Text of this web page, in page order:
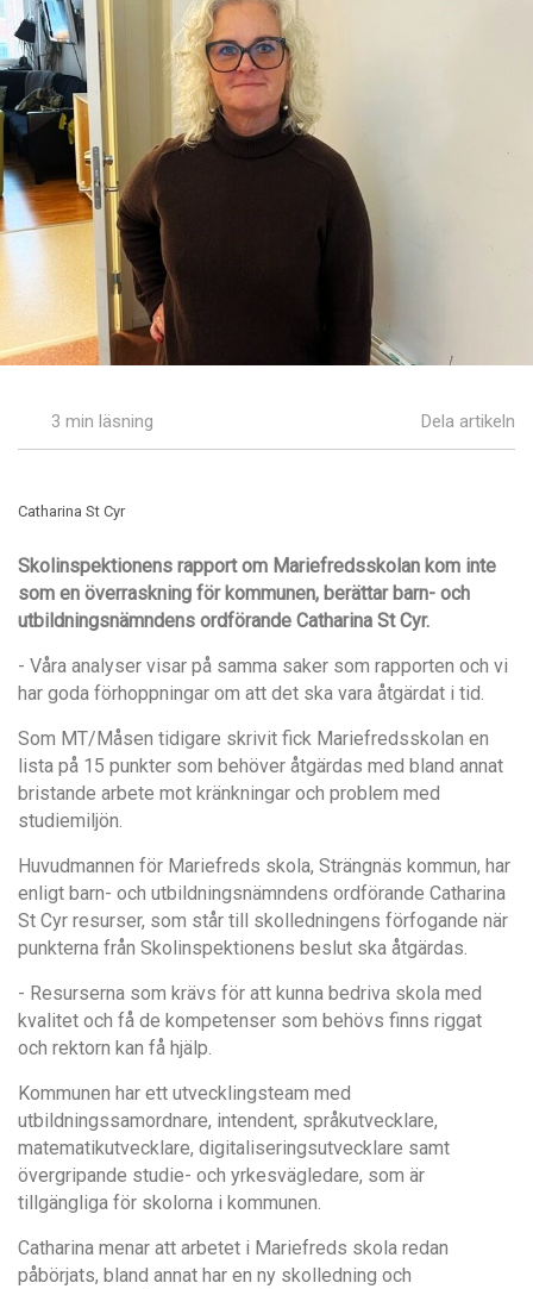
3 min läsning Dela artikeln
Catharina St Cyr
Skolinspektionens rapport om Mariefredsskolan kom inte
som en överraskning för kommunen, berättar barn- och
utbildningsnämndens ordförande Catharina St Cyr.
- Våra analyser visar på samma saker som rapporten och vi
har goda förhoppningar om att det ska vara åtgärdat i tid.
Som MT/Måsen tidigare skrivit fick Mariefredsskolan en
lista på 15 punkter som behöver åtgärdas med bland annat
bristande arbete mot kränkningar och problem med
studiemiljön.
Huvudmannen för Mariefreds skola, Strängnäs kommun, har
enligt barn- och utbildningsnämndens ordförande Catharina
St Cyr resurser, som står till skolledningens förfogande när
punkterna från Skolinspektionens beslut ska åtgärdas.
- Resurserna som krävs för att kunna bedriva skola med
kvalitet och få de kompetenser som behövs finns riggat
och rektorn kan få hjälp.
Kommunen har ett utvecklingsteam med
utbildningssamordnare, intendent, språkutvecklare,
matematikutvecklare, digitaliseringsutvecklare samt
övergripande studie- och yrkesvägledare, som är
tillgängliga för skolorna i kommunen.
Catharina menar att arbetet i Mariefreds skola redan
påbörjats, bland annat har en ny skolledning och